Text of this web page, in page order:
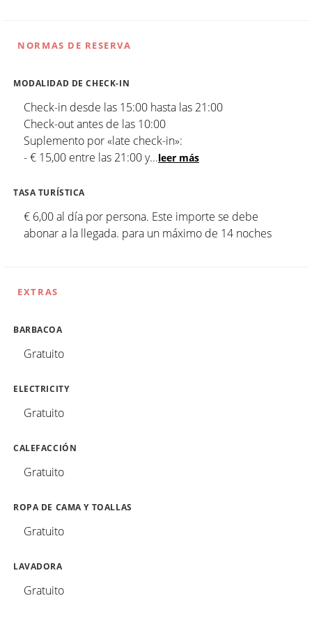
NORMAS DE RESERVA
MODALIDAD DE CHECK-IN
Check-in desde las 15:00 hasta las 21:00
Check-out antes de las 10:00
Suplemento por «late check-in»:
- € 15,00 entre las 21:00 y...leer más
TASA TURÍSTICA
€ 6,00 al día por persona. Este importe se debe
abonar a la llegada. para un máximo de 14 noches
EXTRAS
BARBACOA
Gratuito
ELECTRICITY
Gratuito
CALEFACCIÓN
Gratuito
ROPA DE CAMA Y TOALLAS
Gratuito
LAVADORA
Gratuito